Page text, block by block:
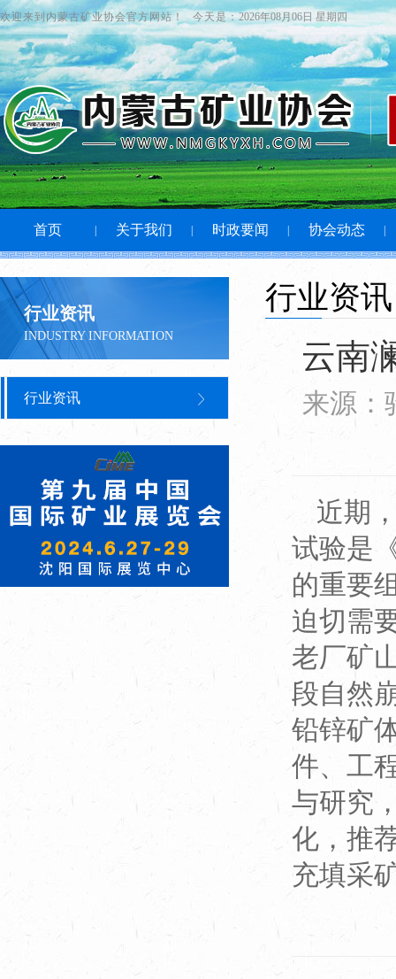
欢迎来到内蒙古矿业协会官方网站！ 今天是：2026年08月06日 星期四
首页 关于我们 时政要闻 协会动态
行业资讯
INDUSTRY INFORMATION
行业资讯
行业资讯
云南
来源：
近期
试验是
的重要
迫切需
老厂矿
段自然
铅锌矿
件、工
与研究
化，推
充填采